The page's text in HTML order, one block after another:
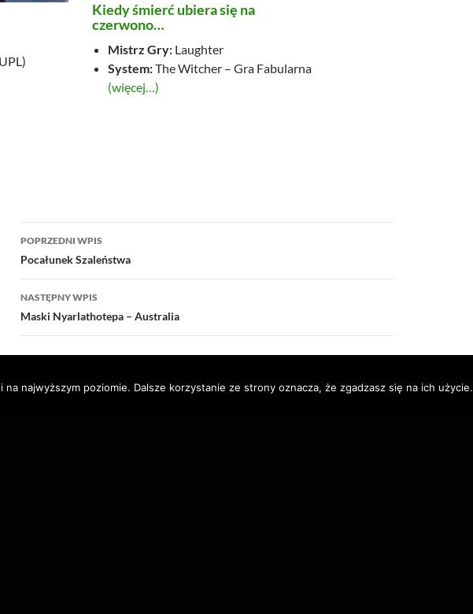
Kiedy śmierć ubiera się na
czerwono…
Mistrz Gry: Laughter
System:The Witcher – Gra Fabularna
(więcej…)
Nawigacja
wpisu
POPRZEDNI WPIS
Pocałunek Szaleństwa
NASTĘPNY WPIS
Maski Nyarlathotepa – Australia
najwyższym poziomie. Dalsze korzystanie ze strony oznacza, że zgadzasz się na ich użycie.